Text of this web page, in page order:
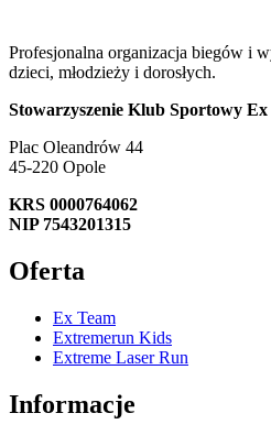
Profesjonalna organizacja biegów i
dzieci, młodzieży i dorosłych.
Stowarzyszenie Klub Sportowy Ex
Plac Oleandrów 44
45-220 Opole
KRS 0000764062
NIP 7543201315
Oferta
Ex Team
Extremerun Kids
Extreme Laser Run
Informacje